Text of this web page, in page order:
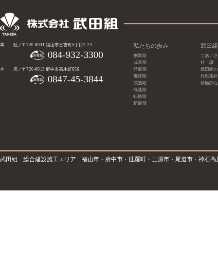
本 社／〒720-0031 福山市三吉町5丁目7-24
084-932-3300
本 店／〒726-0013 府中市高木町656
0847-45-3844
私たちの歩み
創業期
成長期
発展期
飛躍期
成熟期
低迷期
転換期
新展期
武田
ごあい
社 訓
武田組
行動指針
積極的
武田組 総合建設施工エリア 福山市・府中市・世羅町・三原市・尾道市・神石高